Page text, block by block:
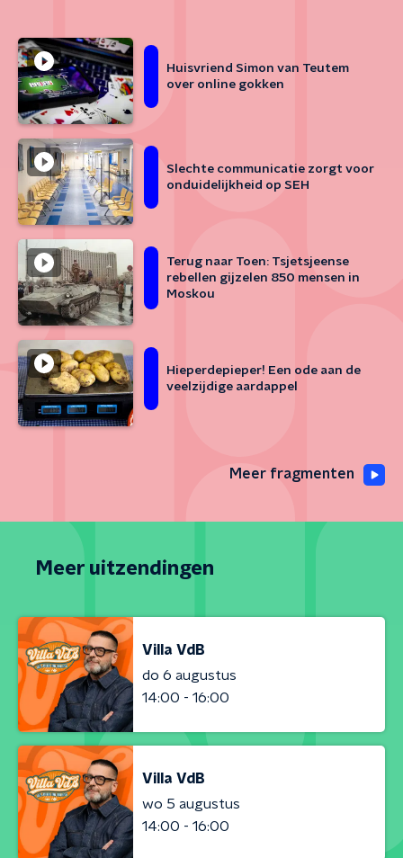
Huisvriend Simon van Teutem
over online gokken
Slechte communicatie zorgt voor
onduidelijkheid op SEH
Terug naar Toen: Tsjetsjeense
rebellen gijzelen 850 mensen in
Moskou
Hieperdepieper! Een ode aan de
veelzijdige aardappel
Meer fragmenten
Meer uitzendingen
Villa VdB
do 6 augustus
14:00 - 16:00
Villa VdB
wo 5 augustus
14:00 - 16:00